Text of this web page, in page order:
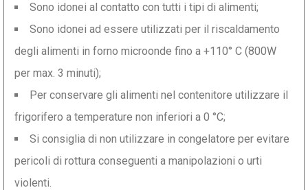
Sono idonei al contatto con tutti i tipi di alimenti;
Sono idonei ad essere utilizzati per il riscaldamento
degli alimenti in forno microonde fino a +110° C (800W
per max. 3 minuti);
Per conservare gli alimenti nel contenitore utilizzare il
frigorifero a temperature non inferiori a 0 °C;
Si consiglia di non utilizzare in congelatore per evitare
pericoli di rottura conseguenti a manipolazioni o urti
violenti.